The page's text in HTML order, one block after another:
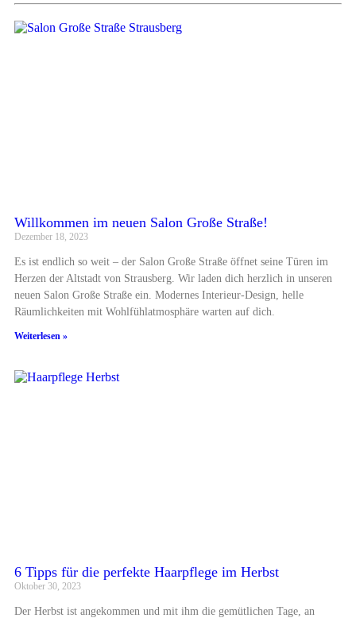
Willkommen im neuen Salon Große Straße!
Dezember 18, 2023
Es ist endlich so weit – der Salon Große Straße öffnet seine Türen im
Herzen der Altstadt von Strausberg. Wir laden dich herzlich in unseren
neuen Salon Große Straße ein. Modernes Interieur-Design, helle
Räumlichkeiten mit Wohlfühlatmosphäre warten auf dich.
Weiterlesen »
6 Tipps für die perfekte Haarpflege im Herbst
Oktober 30, 2023
Der Herbst ist angekommen und mit ihm die gemütlichen Tage, an